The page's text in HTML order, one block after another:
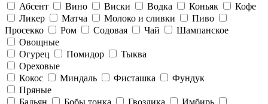
Абсент
Вино Виски Водка Коньяк
Кофе
Ликер
Матча Молоко и сливки
Пиво
Просекко
Ром Содовая Чай
Шампанское
Овощные
Огурец
Помидор
Тыква
Ореховые
Кокос
Миндаль Фисташка
Фундук
Пряные
Бадьян
Бобы тонка Гвоздика
Имбирь